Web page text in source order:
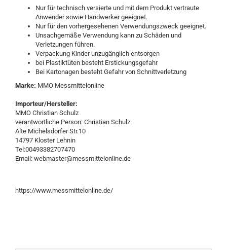
Nur für technisch versierte und mit dem Produkt vertraute
Anwender sowie Handwerker geeignet.
Nur für den vorhergesehenen Verwendungszweck geeignet.
Unsachgemäße Verwendung kann zu Schäden und
Verletzungen führen.
Verpackung Kinder unzugänglich entsorgen
bei Plastiktüten besteht Erstickungsgefahr
Bei Kartonagen besteht Gefahr von Schnittverletzung
Marke: MMO Messmittelonline
Importeur/Hersteller:
MMO Christian Schulz
verantwortliche Person: Christian Schulz
Alte Michelsdorfer Str.10
14797 Kloster Lehnin
Tel:00493382707470
Email: webmaster@messmittelonline.de
https://www.messmittelonline.de/